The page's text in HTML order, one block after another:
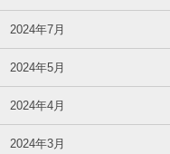
2024年7月
2024年5月
2024年4月
2024年3月